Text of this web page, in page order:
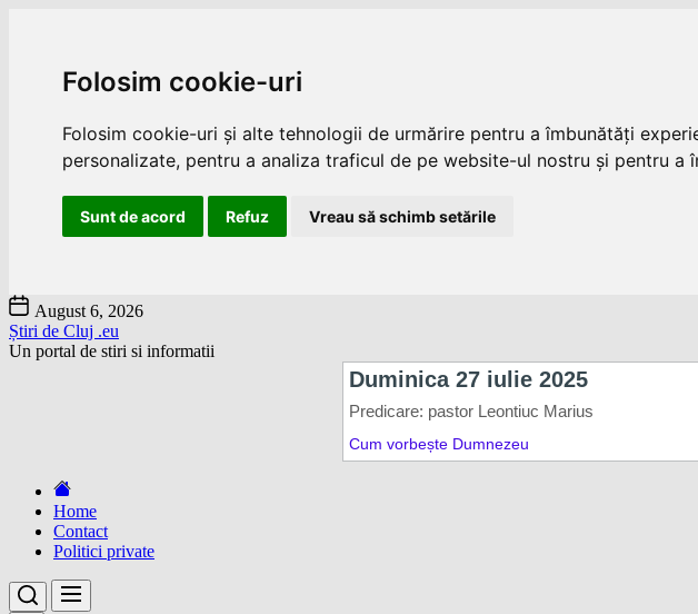
Folosim cookie-uri
Folosim cookie-uri și alte tehnologii de urmărire pentru a îmbunătăți
personalizate, pentru a analiza traficul de pe website-ul nostru și pentru a
Sunt de acord Refuz Vreau să schimb setările
Skip
to
the
content
August 6, 2026
Știri de Cluj .eu
Un portal de stiri si informatii
Home
Contact
Politici private